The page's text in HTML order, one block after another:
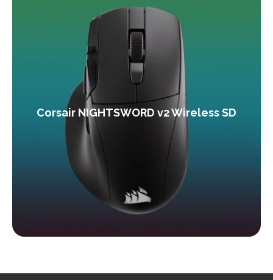
Corsair NIGHTSWORD v2 Wireless SD